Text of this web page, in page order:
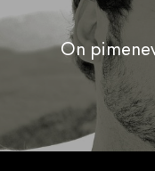
On